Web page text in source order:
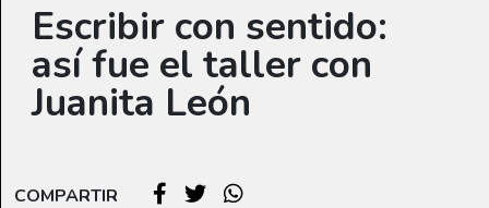
Escribir con sentido:
así fue el taller con
Juanita León
COMPARTIR